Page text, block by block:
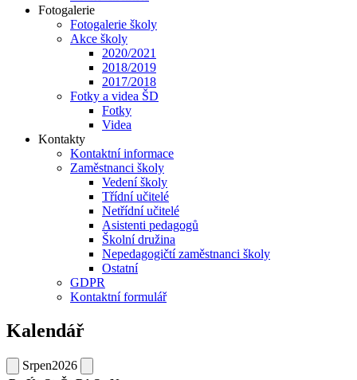
Fotogalerie
Fotogalerie školy
Akce školy
2020/2021
2018/2019
2017/2018
Fotky a videa ŠD
Fotky
Videa
Kontakty
Kontaktní informace
Zaměstnanci školy
Vedení školy
Třídní učitelé
Netřídní učitelé
Asistenti pedagogů
Školní družina
Nepedagogičtí zaměstnanci školy
Ostatní
GDPR
Kontaktní formulář
Kalendář
Srpen2026